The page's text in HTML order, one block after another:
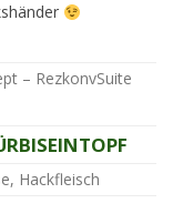
– RezkonvSuite
Hackfleisch